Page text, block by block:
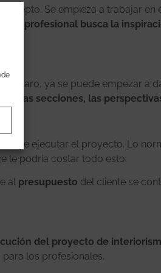
Se empieza a trabajar en
el profesional busca la
claro, ya se puede empezar a
las secciones, las
de ejecutar el proyecto. Lo
le podría costar todo esto.
al presupuesto del cliente se
del proyecto de
los profesionales.